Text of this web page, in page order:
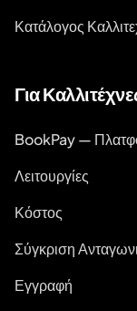
Κατάλογος
Για
BookPay —
Λειτουργίες
Κόστος
Σύγκριση
Εγγραφή